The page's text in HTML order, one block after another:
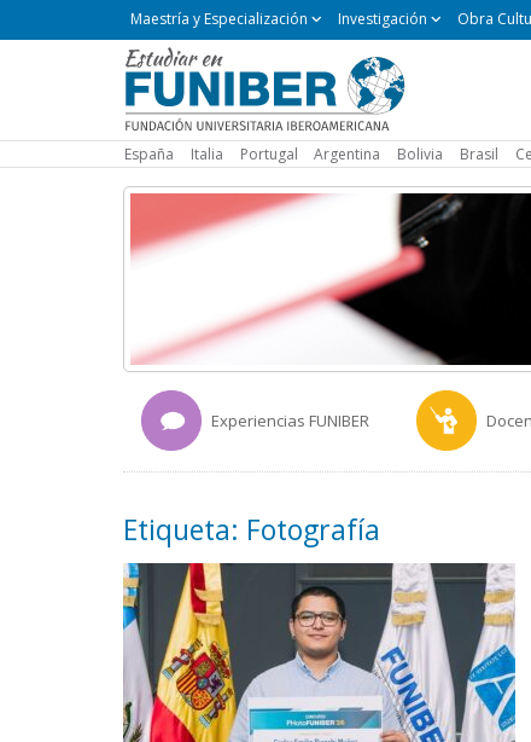
Maestría
Especialización
Maestría y Especialización Investigación Obra
España Italia Portugal Argentina Bolivia Brasil
Experiencias FUNIBER
Etiqueta: Fotografía